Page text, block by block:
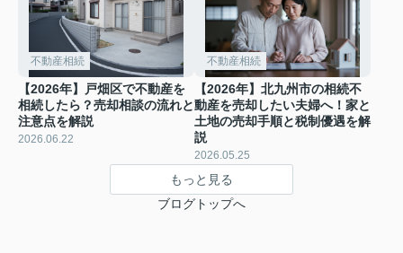
不動産相続
【2026年】戸畑区で不動産を
相続したら？売却相談の流れと
注意点を解説
2026.06.22
不動産相続
【2026年】北九州市の相続不
動産を売却したい夫婦へ！家と
土地の売却手順と税制優遇を解
説
2026.05.25
もっと見る
ブログトップへ